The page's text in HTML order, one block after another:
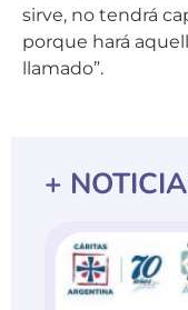
sirve, no tendrá
porque hará
llamado”.
+